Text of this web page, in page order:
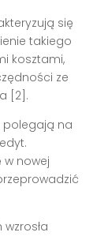
się
takiego
kosztami,
ze
[2].
polegają na
nowej